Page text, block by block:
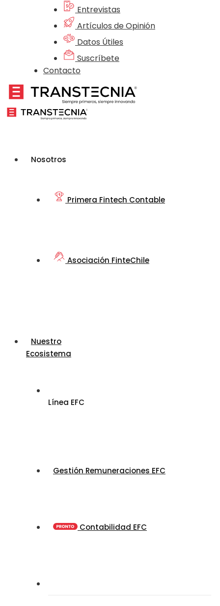
Entrevistas
Artículos de Opinión
Datos Útiles
Suscríbete
Contacto
Nosotros
Primera Fintech Contable
Asociación FinteChile
Nuestro
Ecosistema
Línea EFC
Gestión Remuneraciones EFC
Contabilidad EFC